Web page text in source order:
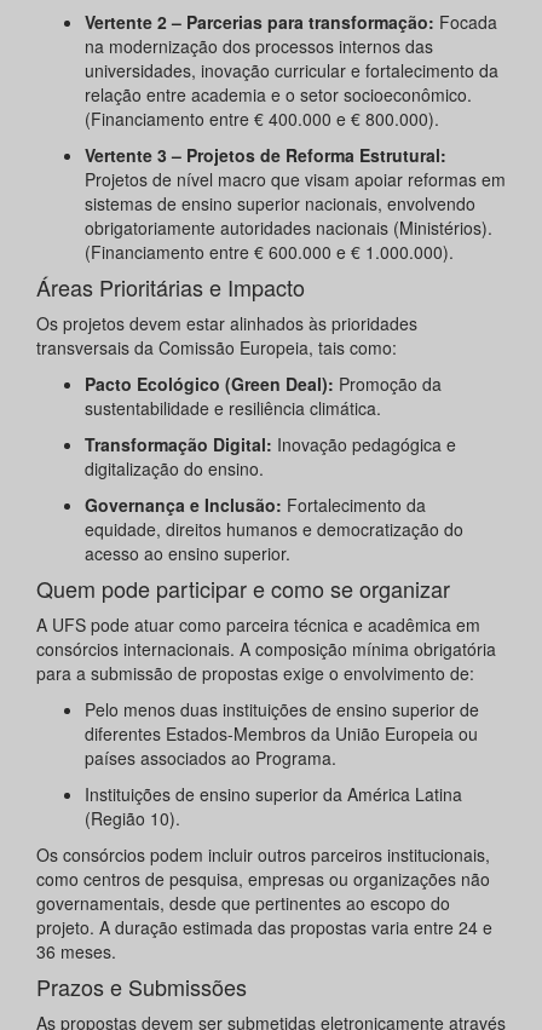
Vertente 2 – Parcerias para transformação: Focada
na modernização dos processos internos das
universidades, inovação curricular e fortalecimento da
relação entre academia e o setor socioeconômico.
(Financiamento entre € 400.000 e € 800.000).
Vertente 3 – Projetos de Reforma Estrutural:
Projetos de nível macro que visam apoiar reformas em
sistemas de ensino superior nacionais, envolvendo
obrigatoriamente autoridades nacionais (Ministérios).
(Financiamento entre € 600.000 e € 1.000.000).
Áreas Prioritárias e Impacto
Os projetos devem estar alinhados às prioridades
transversais da Comissão Europeia, tais como:
Pacto Ecológico (Green Deal): Promoção da
sustentabilidade e resiliência climática.
Transformação Digital: Inovação pedagógica e
digitalização do ensino.
Governança e Inclusão: Fortalecimento da
equidade, direitos humanos e democratização do
acesso ao ensino superior.
Quem pode participar e como se organizar
A UFS pode atuar como parceira técnica e acadêmica em
consórcios internacionais. A composição mínima obrigatória
para a submissão de propostas exige o envolvimento de:
Pelo menos duas instituições de ensino superior de
diferentes Estados-Membros da União Europeia ou
países associados ao Programa.
Instituições de ensino superior da América Latina
(Região 10).
Os consórcios podem incluir outros parceiros institucionais,
como centros de pesquisa, empresas ou organizações não
governamentais, desde que pertinentes ao escopo do
projeto. A duração estimada das propostas varia entre 24 e
36 meses.
Prazos e Submissões
As propostas devem ser submetidas eletronicamente através